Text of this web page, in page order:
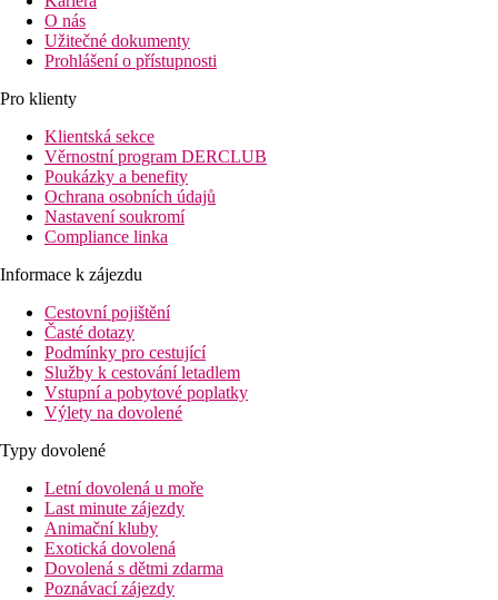
O nás
Užitečné dokumenty
Prohlášení o přístupnosti
Pro klienty
Klientská sekce
Věrnostní program DERCLUB
Poukázky a benefity
Ochrana osobních údajů
Nastavení soukromí
Compliance linka
Informace k zájezdu
Cestovní pojištění
Časté dotazy
Podmínky pro cestující
Služby k cestování letadlem
Vstupní a pobytové poplatky
Výlety na dovolené
Typy dovolené
Letní dovolená u moře
Last minute zájezdy
Animační kluby
Exotická dovolená
Dovolená s dětmi zdarma
Poznávací zájezdy